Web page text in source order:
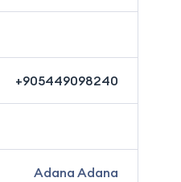
+905449098240
Adana Adana